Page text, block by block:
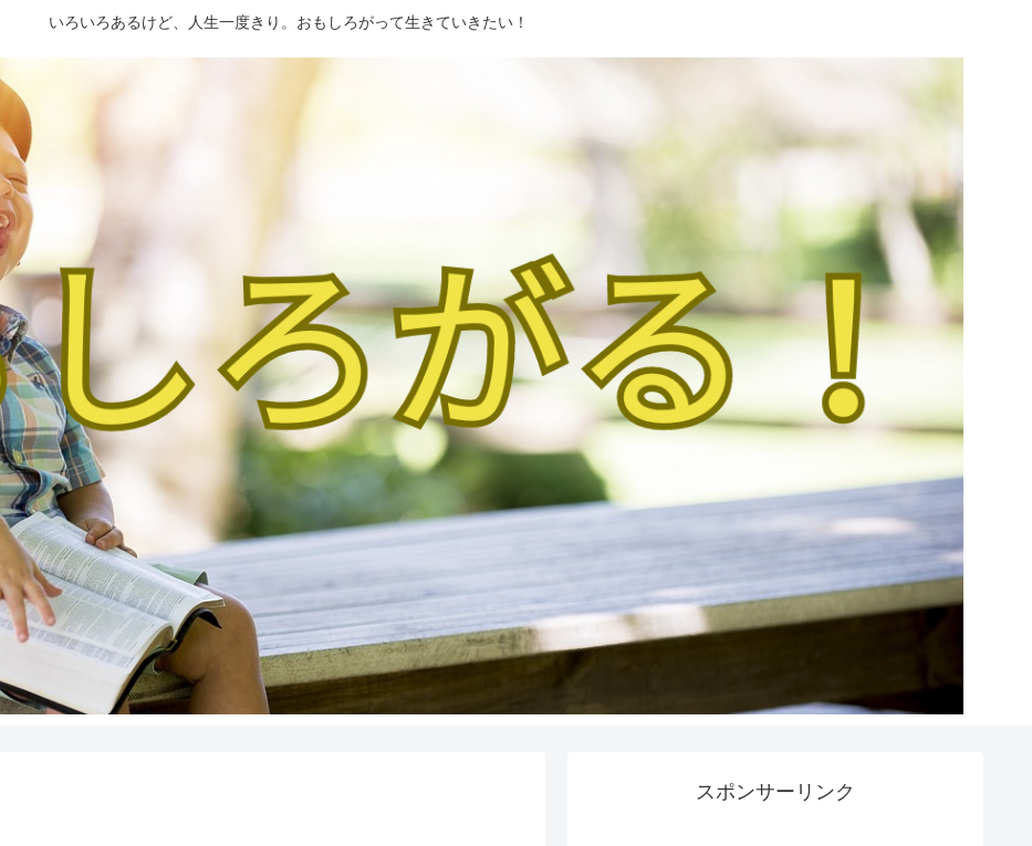
いろいろあるけど、人生一度きり。おもしろがって生きていきたい！
スポンサーリンク